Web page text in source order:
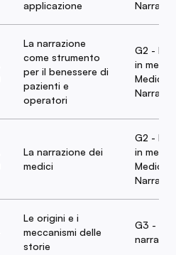
applicazione
La narrazione
come strumento
per il benessere di
pazienti e
operatori
G2 -
in
Medicina
La narrazione dei
medici
G2 -
in
Medicina
Le origini e i
meccanismi delle
storie
G3 - La
narrativa